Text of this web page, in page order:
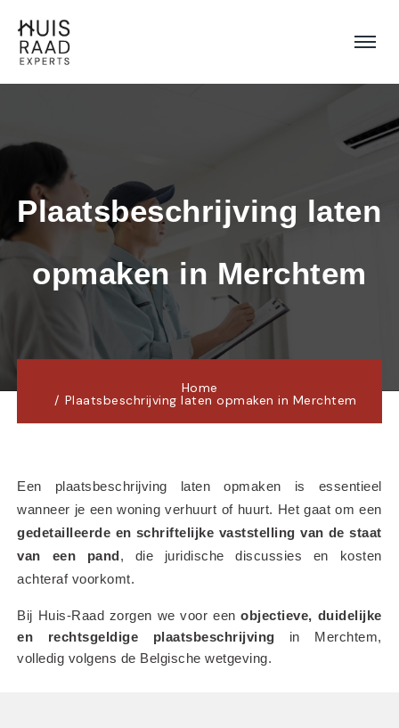
Plaatsbeschrijving laten
opmaken in Merchtem
Home
Plaatsbeschrijving laten opmaken in Merchtem
Een plaatsbeschrijving laten opmaken is essentieel
gedetailleerde en schriftelijke vaststelling van de staat
van een pand , die juridische discussies en kosten
achteraf voorkomt.
Bij Huis-Raad zorgen we voor een objectieve, duidelijke
en rechtsgeldige plaatsbeschrijving in Merchtem,
volledig volgens de Belgische wetgeving.